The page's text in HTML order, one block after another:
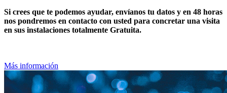
Si crees que te podemos ayudar, envíanos tu datos y en 48 horas
nos pondremos en contacto con usted para concretar una visita
en sus instalaciones totalmente Gratuita.
Más información